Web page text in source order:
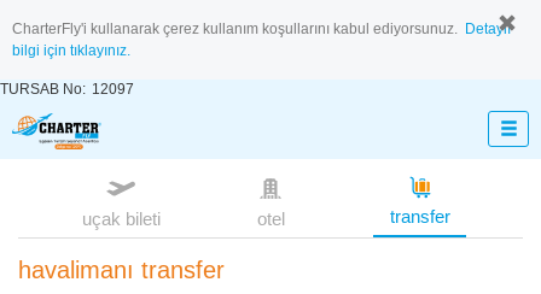
CharterFly'i kullanarak çerez kullanım koşullarını kabul ediyorsunuz. Detaylı
bilgi için tıklayınız.
TURSAB No: 12097
uçak bileti otel transfer
havalimanı transfer